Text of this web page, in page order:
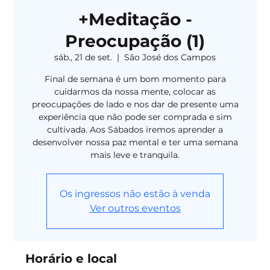
+Meditação -
Preocupação (1)
sáb., 21 de set.
  |
São José dos Campos
Final de semana é um bom momento para
cuidarmos da nossa mente, colocar as
preocupações de lado e nos dar de presente uma
experiência que não pode ser comprada e sim
cultivada. Aos Sábados iremos aprender a
desenvolver nossa paz mental e ter uma semana
mais leve e tranquila.
Os ingressos não estão à venda
Ver outros eventos
Horário e local